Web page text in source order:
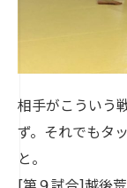
相手がこういう
ず。それでもタ
と。